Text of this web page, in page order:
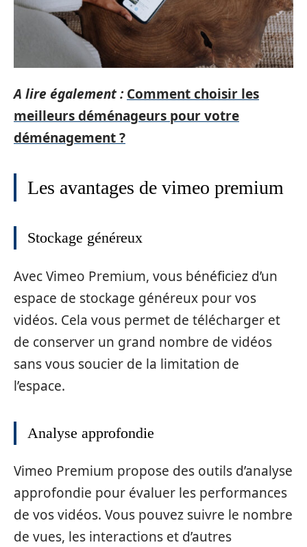
A lire également : Comment choisir les
meilleurs déménageurs pour votre
déménagement ?
Les avantages de vimeo premium
Stockage généreux
Avec Vimeo Premium, vous bénéficiez d’un
espace de stockage généreux pour vos
vidéos. Cela vous permet de télécharger et
de conserver un grand nombre de vidéos
sans vous soucier de la limitation de
l’espace.
Analyse approfondie
Vimeo Premium propose des outils d’analyse
approfondie pour évaluer les performances
de vos vidéos. Vous pouvez suivre le nombre
de vues, les interactions et d’autres